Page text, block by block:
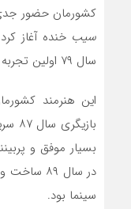
کشورمان حضور جدی در
سیب خنده آغاز
سال ۷۹ اولین تجربه سینمایی او محسوب میشود.
این هنرمند
بسیار موفق و
در سال ۸۹
سینما بود.